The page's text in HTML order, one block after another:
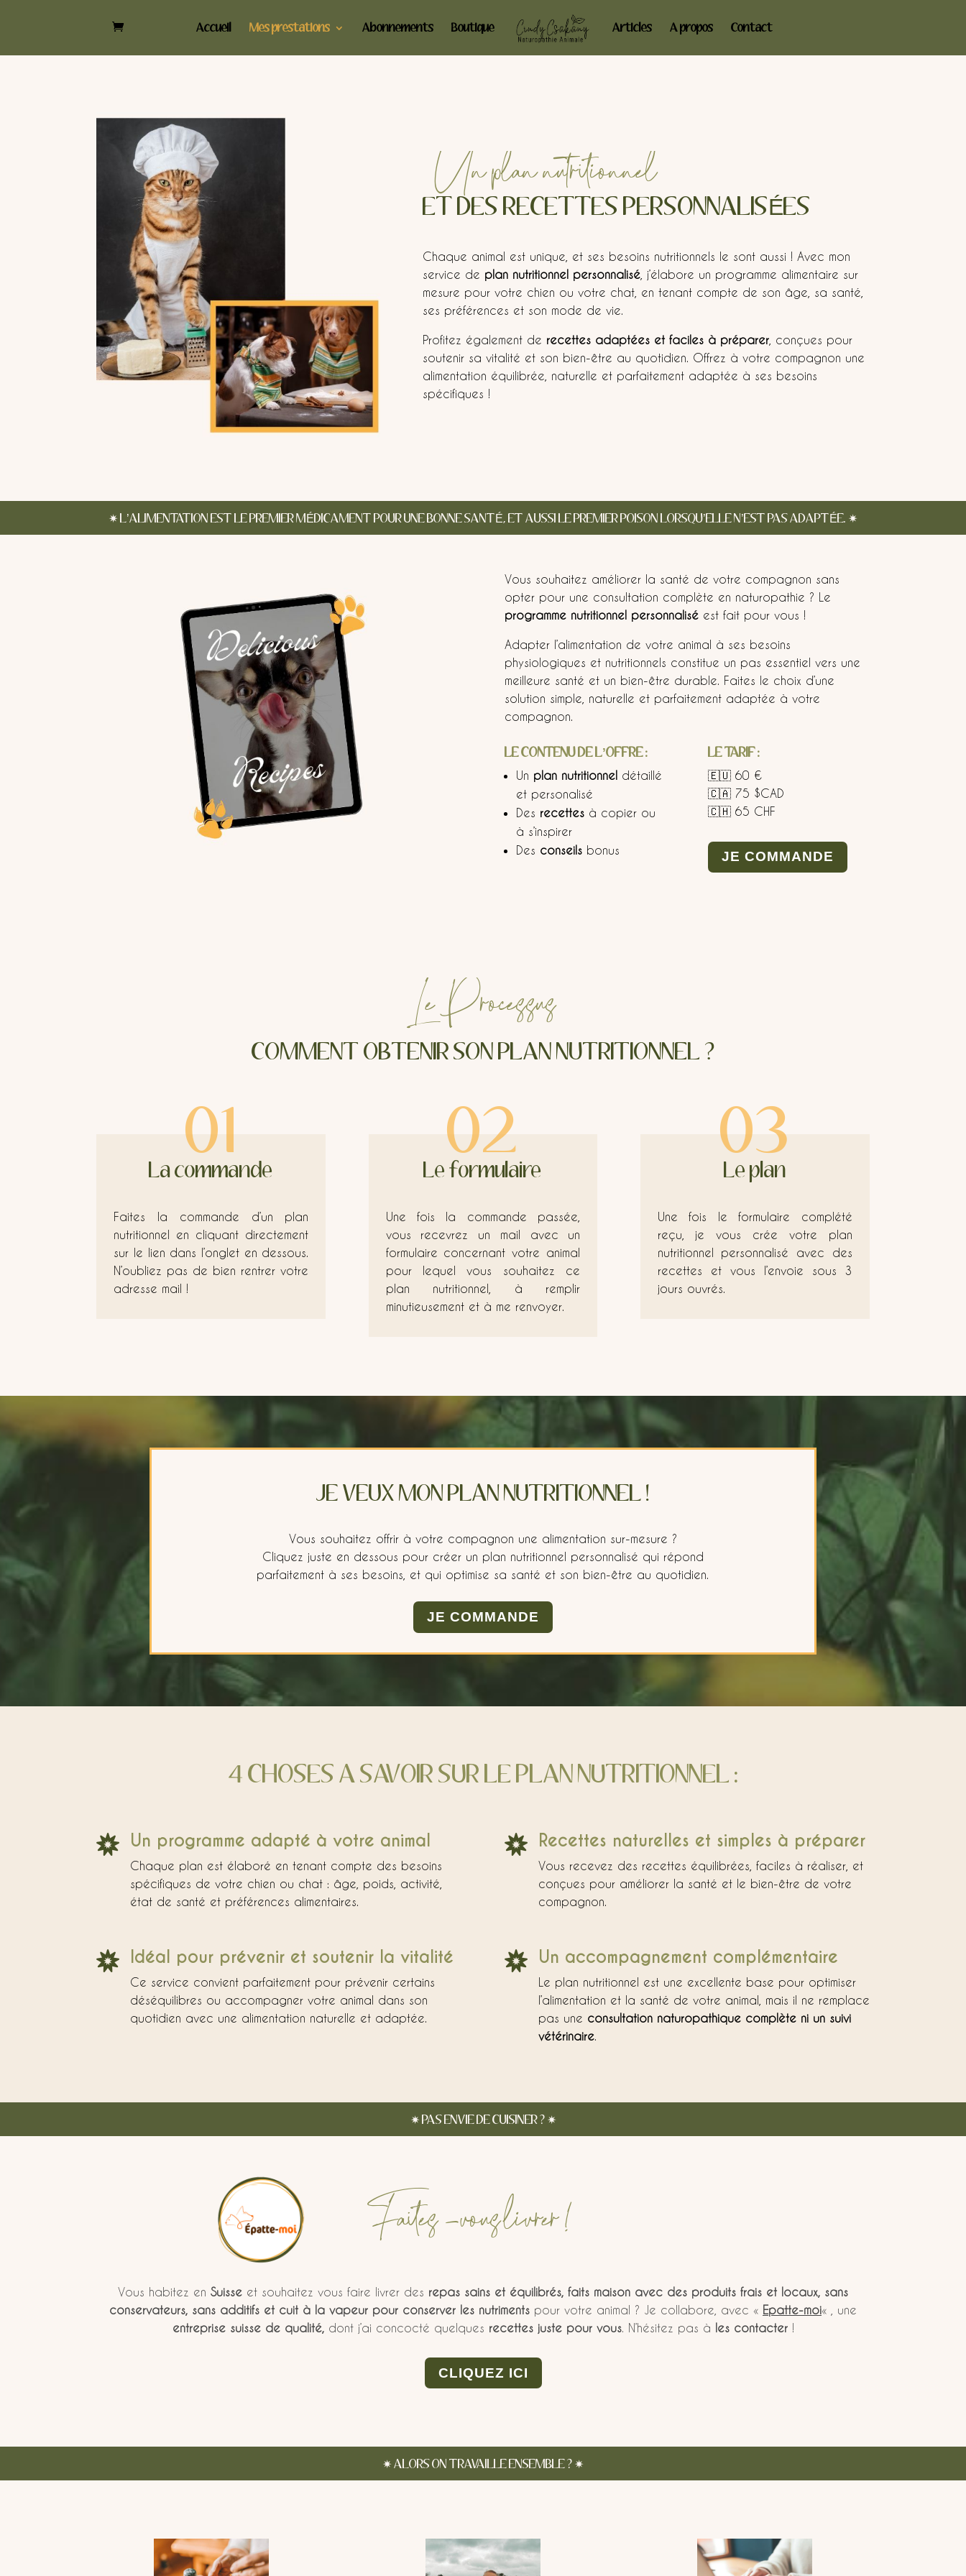
Accueil Mes prestations Abonnements Boutique Articles A propos Contact
Un plan nutritionnel
ET DES RECETTES PERSONNALISÉES
Chaque animal est unique, et ses besoins nutritionnels le sont aussi ! Avec mon
service de plan nutritionnel personnalisé , j’élabore un programme alimentaire sur
mesure pour votre chien ou votre chat, en tenant compte de son âge, sa santé,
ses préférences et son mode de vie.
Profitez également de recettes adaptées et faciles à préparer , conçues pour
soutenir sa vitalité et son bien-être au quotidien. Offrez à votre compagnon une
alimentation équilibrée, naturelle et parfaitement adaptée à ses besoins
spécifiques !
✷ L’ALIMENTATION EST LE PREMIER MÉDICAMENT POUR UNE BONNE SANTÉ, ET AUSSI LE PREMIER POISON LORSQU’ELLE N’EST PAS ADAPTÉE. ✷
Vous souhaitez améliorer la santé de votre compagnon sans
opter pour une consultation complète en naturopathie ? Le
programme nutritionnel personnaliséest fait pour vous !
Adapter l’alimentation de votre animal à ses besoins
physiologiques et nutritionnels constitue un pas essentiel vers une
meilleure santé et un bien-être durable. Faites le choix d’une
solution simple, naturelle et parfaitement adaptée à votre
compagnon.
LE CONTENU DE L’OFFRE :
Un plan nutritionneldétaillé
et personalisé
Des recettesà copier ou
à s’inspirer
Des conseilsbonus
LE TARIF :
🇪🇺 60 €
🇨🇦 75 $CAD
🇨🇭 65 CHF
JE COMMANDE
Le Processus
COMMENT OBTENIR SON PLAN NUTRITIONNEL ?
01
La commande
Faites la commande d’un plan
nutritionnel en cliquant directement
sur le lien dans l’onglet en dessous.
N’oubliez pas de bien rentrer votre
adresse mail !
02
Le formulaire
Une fois la commande passée,
vous recevrez un mail avec un
formulaire concernant votre animal
pour lequel vous souhaitez ce
plan nutritionnel, à remplir
minutieusement et à me renvoyer.
03
Le plan
Une fois le formulaire complété
reçu, je vous crée votre plan
nutritionnel personnalisé avec des
recettes et vous l’envoie sous 3
jours ouvrés.
JE VEUX MON PLAN NUTRITIONNEL !
Vous souhaitez offrir à votre compagnon une alimentation sur-mesure ?
Cliquez juste en dessous pour créer un plan nutritionnel personnalisé qui répond
parfaitement à ses besoins, et qui optimise sa santé et son bien-être au quotidien.
JE COMMANDE
4 CHOSES A SAVOIR SUR LE PLAN NUTRITIONNEL :
 Un programme adapté à votre animal
Chaque plan est élaboré en tenant compte des besoins
spécifiques de votre chien ou chat : âge, poids, activité,
état de santé et préférences alimentaires.
 Recettes naturelles et simples à préparer
Vous recevez des recettes équilibrées, faciles à réaliser, et
conçues pour améliorer la santé et le bien-être de votre
compagnon.
 Idéal pour prévenir et soutenir la vitalité
Ce service convient parfaitement pour prévenir certains
déséquilibres ou accompagner votre animal dans son
quotidien avec une alimentation naturelle et adaptée.
 Un accompagnement complémentaire
Le plan nutritionnel est une excellente base pour optimiser
l’alimentation et la santé de votre animal, mais il ne remplace
pas une consultation naturopathique complète ni un suivi
vétérinaire.
✷ PAS ENVIE DE CUISINER ? ✷
Faites -vous livrer !
Vous habitez en Suisse et souhaitez vous faire livrer des repas sains et équilibrés, faits maison avec des produits frais et locaux, sans
conservateurs, sans additifs et cuit à la vapeur pour conserver les nutriments pour votre animal ? Je collabore, avec « Epatte-moi« , une
entreprise suisse de qualité, dont j’ai concocté quelques recettes juste pour vous. N’hésitez pas à les contacter!
CLIQUEZ ICI
✷ALORS ON TRAVAILLE ENSEMBLE ? ✷